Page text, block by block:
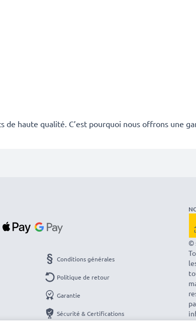
haute qualité. C’est pourquoi nous offrons une
Conditions générales
Politique de retour
Garantie
Sécurité & Certifications
©